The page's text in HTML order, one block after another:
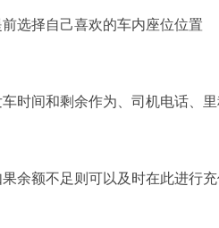
选择自己喜欢的车内座位位置
时间和剩余作为、司机电话、
余额不足则可以及时在此进行充